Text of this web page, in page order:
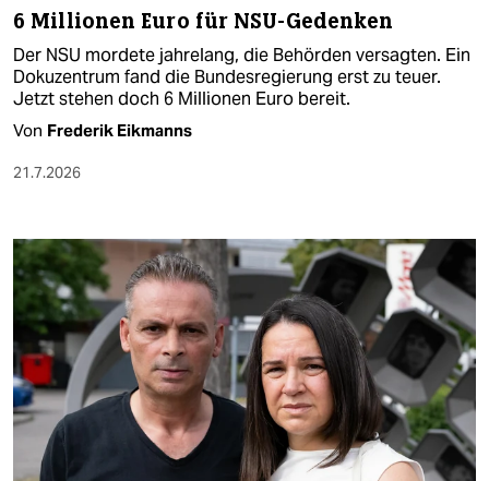
6 Millionen Euro für NSU-Gedenken
Der NSU mordete jahrelang, die Behörden versagten. Ein
Dokuzentrum fand die Bundesregierung erst zu teuer.
Jetzt stehen doch 6 Millionen Euro bereit.
Von Frederik Eikmanns
21.7.2026